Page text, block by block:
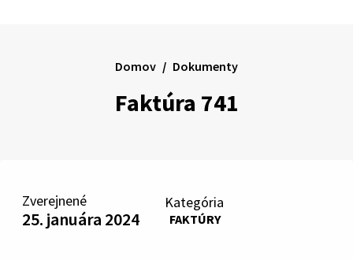
Faktúra 741
Domov Dokumenty
Zverejnené
25. januára 2024
Kategória
FAKTÚRY